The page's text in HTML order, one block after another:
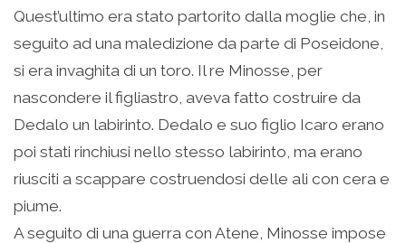
Quest’ultimo era stato partorito dalla moglie che, in
seguito ad una maledizione da parte di Poseidone,
si era invaghita di un toro. Il re Minosse, per
nascondere il figliastro, aveva fatto costruire da
Dedalo un labirinto. Dedalo e suo figlio Icaro erano
poi stati rinchiusi nello stesso labirinto, ma erano
riusciti a scappare costruendosi delle ali con cera e
piume.
A seguito di una guerra con Atene, Minosse impose